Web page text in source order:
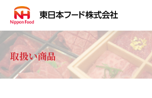
トップ
取扱い商品